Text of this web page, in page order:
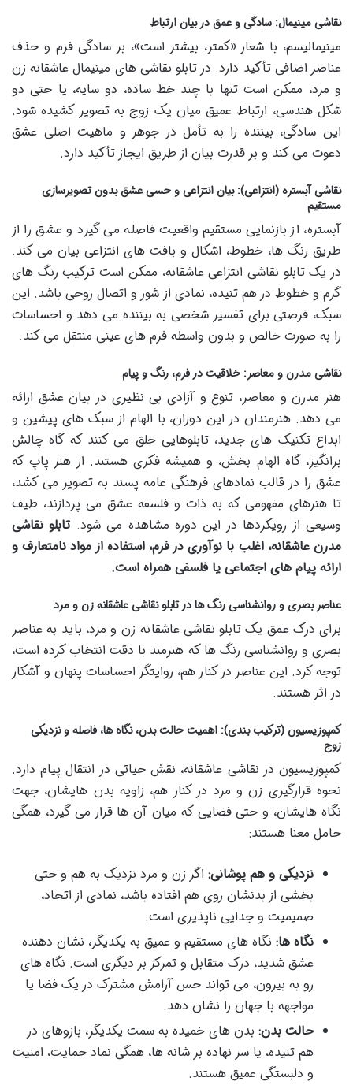
نقاشی مینیمال: سادگی و عمق در بیان ارتباط
مینیمالیسم، با شعار «کمتر، بیشتر است»، بر سادگی فرم و حذف
عناصر اضافی تأکید دارد. در تابلو نقاشی های مینیمال عاشقانه زن
و مرد، ممکن است تنها با چند خط ساده، دو سایه، یا حتی دو
شکل هندسی، ارتباط عمیق میان یک زوج به تصویر کشیده شود.
این سادگی، بیننده را به تأمل در جوهر و ماهیت اصلی عشق
دعوت می کند و بر قدرت بیان از طریق ایجاز تأکید دارد.
نقاشی آبستره (انتزاعی): بیان انتزاعی و حسی عشق بدون تصویرسازی
مستقیم
آبستره، از بازنمایی مستقیم واقعیت فاصله می گیرد و عشق را از
طریق رنگ ها، خطوط، اشکال و بافت های انتزاعی بیان می کند.
در یک تابلو نقاشی انتزاعی عاشقانه، ممکن است ترکیب رنگ های
گرم و خطوط در هم تنیده، نمادی از شور و اتصال روحی باشد. این
سبک، فرصتی برای تفسیر شخصی به بیننده می دهد و احساسات
را به صورت خالص و بدون واسطه فرم های عینی منتقل می کند.
نقاشی مدرن و معاصر: خلاقیت در فرم، رنگ و پیام
هنر مدرن و معاصر، تنوع و آزادی بی نظیری در بیان عشق ارائه
می دهد. هنرمندان در این دوران، با الهام از سبک های پیشین و
ابداع تکنیک های جدید، تابلوهایی خلق می کنند که گاه چالش
برانگیز، گاه الهام بخش، و همیشه فکری هستند. از هنر پاپ که
عشق را در قالب نمادهای فرهنگی عامه پسند به تصویر می کشد،
تا هنرهای مفهومی که به ذات و فلسفه عشق می پردازند، طیف
وسیعی از رویکردها در این دوره مشاهده می شود. تابلو نقاشی
مدرن عاشقانه، اغلب با نوآوری در فرم، استفاده از مواد نامتعارف و
ارائه پیام های اجتماعی یا فلسفی همراه است.
عناصر بصری و روانشناسی رنگ ها در تابلو نقاشی عاشقانه زن و مرد
برای درک عمق یک تابلو نقاشی عاشقانه زن و مرد، باید به عناصر
بصری و روانشناسی رنگ ها که هنرمند با دقت انتخاب کرده است،
توجه کرد. این عناصر در کنار هم، روایتگر احساسات پنهان و آشکار
در اثر هستند.
کمپوزیسیون (ترکیب بندی): اهمیت حالت بدن، نگاه ها، فاصله و نزدیکی
زوج
کمپوزیسیون در نقاشی عاشقانه، نقش حیاتی در انتقال پیام دارد.
نحوه قرارگیری زن و مرد در کنار هم، زاویه بدن هایشان، جهت
نگاه هایشان، و حتی فضایی که میان آن ها قرار می گیرد، همگی
حامل معنا هستند:
نزدیکی و هم پوشانی: اگر زن و مرد نزدیک به هم و حتی
بخشی از بدنشان روی هم افتاده باشد، نمادی از اتحاد،
صمیمیت و جدایی ناپذیری است.
نگاه ها: نگاه های مستقیم و عمیق به یکدیگر، نشان دهنده
عشق شدید، درک متقابل و تمرکز بر دیگری است. نگاه های
رو به بیرون، می تواند حس آرامش مشترک در یک فضا یا
مواجهه با جهان را نشان دهد.
حالت بدن: بدن های خمیده به سمت یکدیگر، بازوهای در
هم تنیده، یا سر نهاده بر شانه ها، همگی نماد حمایت، امنیت
و دلبستگی عمیق هستند.